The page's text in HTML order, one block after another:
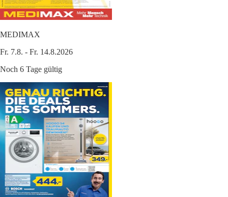
MEDIMAX
Fr. 7.8. - Fr. 14.8.2026
Noch 6 Tage gültig